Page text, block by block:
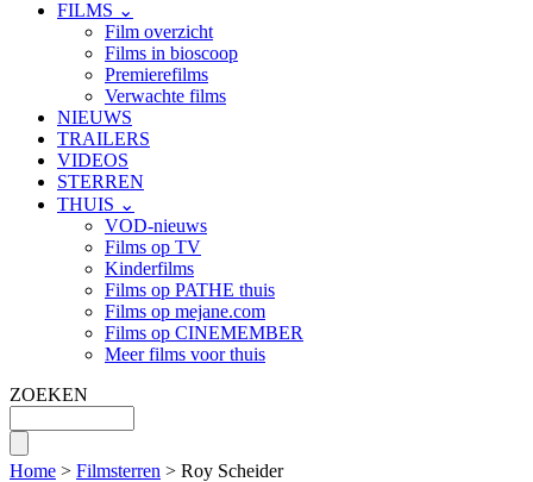
FILMS ⌄
Film overzicht
Films in bioscoop
Premierefilms
Verwachte films
NIEUWS
TRAILERS
VIDEOS
STERREN
THUIS ⌄
VOD-nieuws
Films op TV
Kinderfilms
Films op PATHE thuis
Films op mejane.com
Films op CINEMEMBER
Meer films voor thuis
ZOEKEN
Home > Filmsterren > Roy Scheider